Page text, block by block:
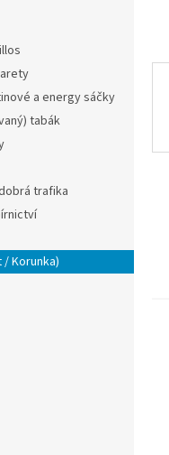
a energy sáčky
tabák
trafika
/ Korunka)